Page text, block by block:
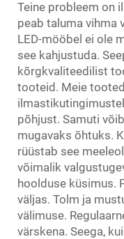
Teine probleem on
peab taluma vihma
LED-mööbel ei ole
see kahjustuda.
kõrgkvaliteedilist
tooteid. Meie
põhjust. Samuti
mugavaks õhtuks.
rüüstab see
võimalik
hoolduse küsimus.
väljas. Tolm ja
välimuse.
värskena. Seega,